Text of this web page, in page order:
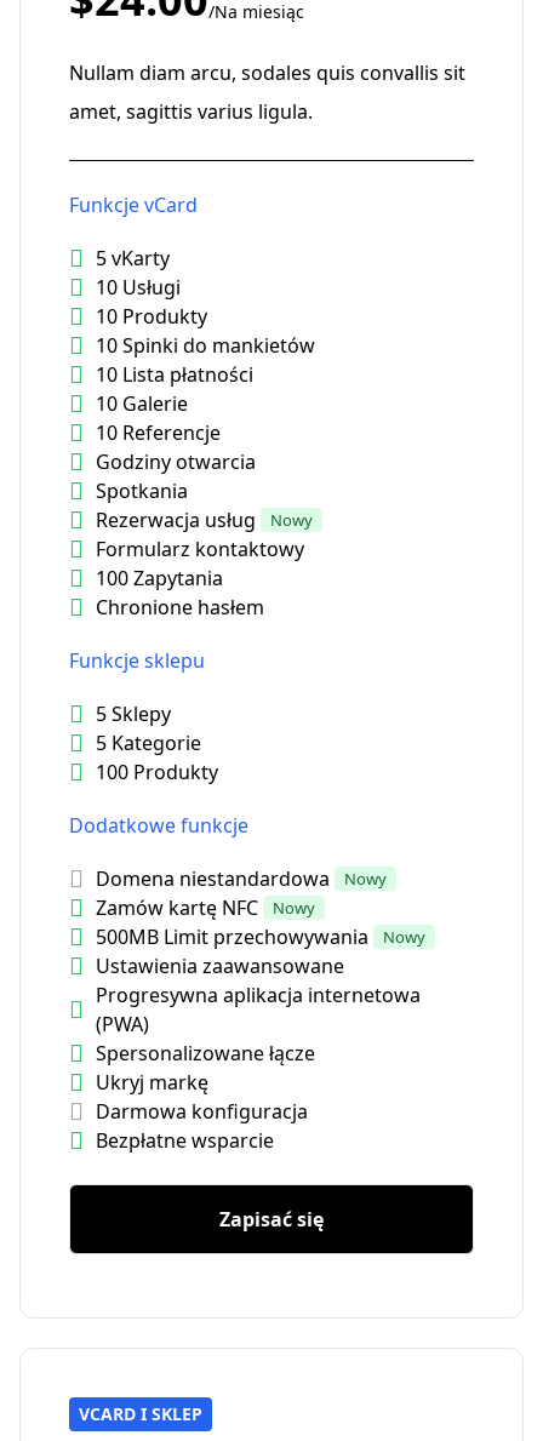
/Na miesiąc
Nullam diam arcu, sodales quis convallis sit
amet, sagittis varius ligula.
Funkcje vCard
5 vKarty
10 Usługi
10 Produkty
10 Spinki do mankietów
10 Lista płatności
10 Galerie
10 Referencje
Godziny otwarcia
Spotkania
Rezerwacja usług
Nowy
Formularz kontaktowy
100 Zapytania
Chronione hasłem
Funkcje sklepu
5 Sklepy
5 Kategorie
100 Produkty
Dodatkowe funkcje
Domena niestandardowa
Nowy
Zamów kartę NFC Nowy
500MB Limit przechowywania Nowy
Ustawienia zaawansowane
Progresywna aplikacja internetowa
(PWA)
Spersonalizowane łącze
Ukryj markę
Darmowa konfiguracja
Bezpłatne wsparcie
Zapisać się
VCARD I SKLEP